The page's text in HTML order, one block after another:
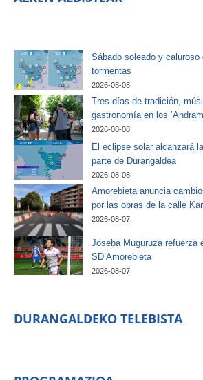
Sábado soleado y caluroso
tormentas
2026-08-08
Tres días de tradición,
gastronomía en los
2026-08-08
El eclipse solar alcanzará
parte de Durangaldea
2026-08-08
Amorebieta anuncia
por las obras de la calle
2026-08-07
Joseba Muguruza refuerza
SD Amorebieta
2026-08-07
DURANGALDEKO TELEBISTA